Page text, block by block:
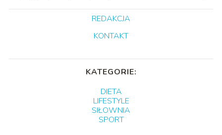
REDAKCJA
KONTAKT
KATEGORIE:
DIETA
LIFESTYLE
SIŁOWNIA
SPORT